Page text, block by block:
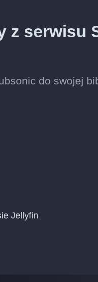
z serwisu
do swojej
Jellyfin